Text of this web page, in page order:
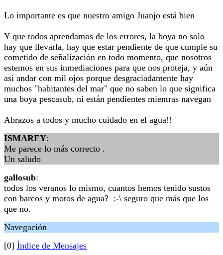
Lo importante es que nuestro amigo Juanjo está bien
Y que todos aprendamos de los errores, la boya no solo
hay que llevarla, hay que estar pendiente de que cumple su
cometido de señalización en todo momento, que nosotros
estemos en sus inmediaciones para que nos proteja, y aún
así andar con mil ojos porque desgraciadamente hay
muchos "habitantes del mar" que no saben lo que significa
una boya pescasub, ni están pendientes mientras navegan
Abrazos a todos y mucho cuidado en el agua!!
ISMAREY:
Me parece lo más correcto .
Un saludo
gallosub:
todos los veranos lo mismo, cuantos hemos tenido sustos
con barcos y motos de agua? :-\ seguro que más que los
que no.
Navegación
[0] Índice de Mensajes